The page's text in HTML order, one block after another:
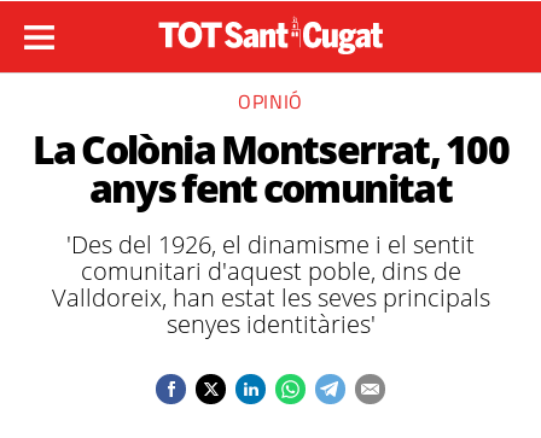
OPINIÓ
La Colònia Montserrat, 100
anys fent comunitat
'Des del 1926, el dinamisme i el sentit
comunitari d'aquest poble, dins de
Valldoreix, han estat les seves principals
senyes identitàries'